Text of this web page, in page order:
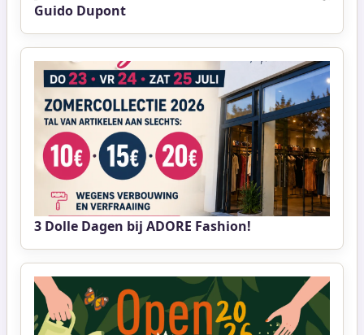
Guido Dupont
3 Dolle Dagen bij ADORE Fashion!